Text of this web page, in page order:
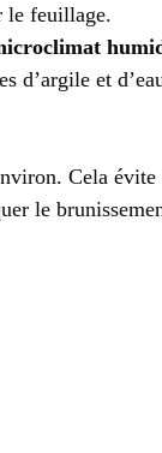
le feuillage.
d’argile et
Cela
le